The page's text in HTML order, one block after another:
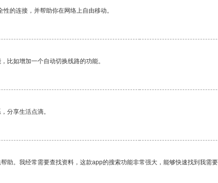
的连接，并帮助你在网络上自由移动。
比如增加一个自动切换线路的功能。
分享生活点滴。
助。我经常需要查找资料，这款app的搜索功能非常强大，能够快速找到我需要